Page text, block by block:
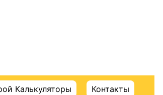
Калькуляторы Контакты